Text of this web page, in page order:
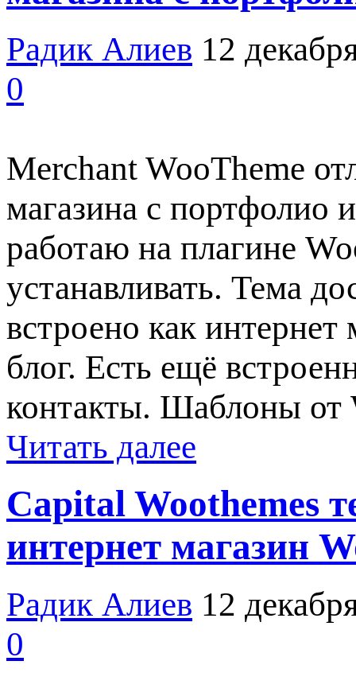
Радик Алиев 12
0
Merchant WooTheme
магазина с портфолио
работаю на плагине
устанавливать. Тема
встроено как
блог. Есть ещё
контакты. Шаблоны от
Читать далее
Capital Woothemes
интернет магазин
Радик Алиев 12
0